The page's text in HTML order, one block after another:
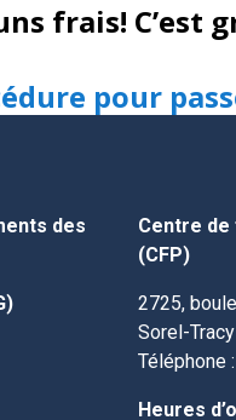
frais! C’est
pour
des
Centre
(CFP)
2725,
Sorel-
Téléphone
Heures